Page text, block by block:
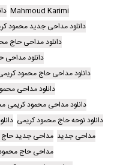
Mahmoud Karimi
دانلود مداحی جدید محمود
دانلود مداحی حاج
دانلود
دانلود مداحی حاج محمود
دانلود مداحی
دانلود مداحی محمود کریمی
دانلود نوحه حاج محمود کریمی
مداحی جدید مداحی جدید حاج
مداحی حاج